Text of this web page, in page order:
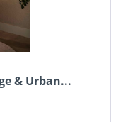
& Urban...